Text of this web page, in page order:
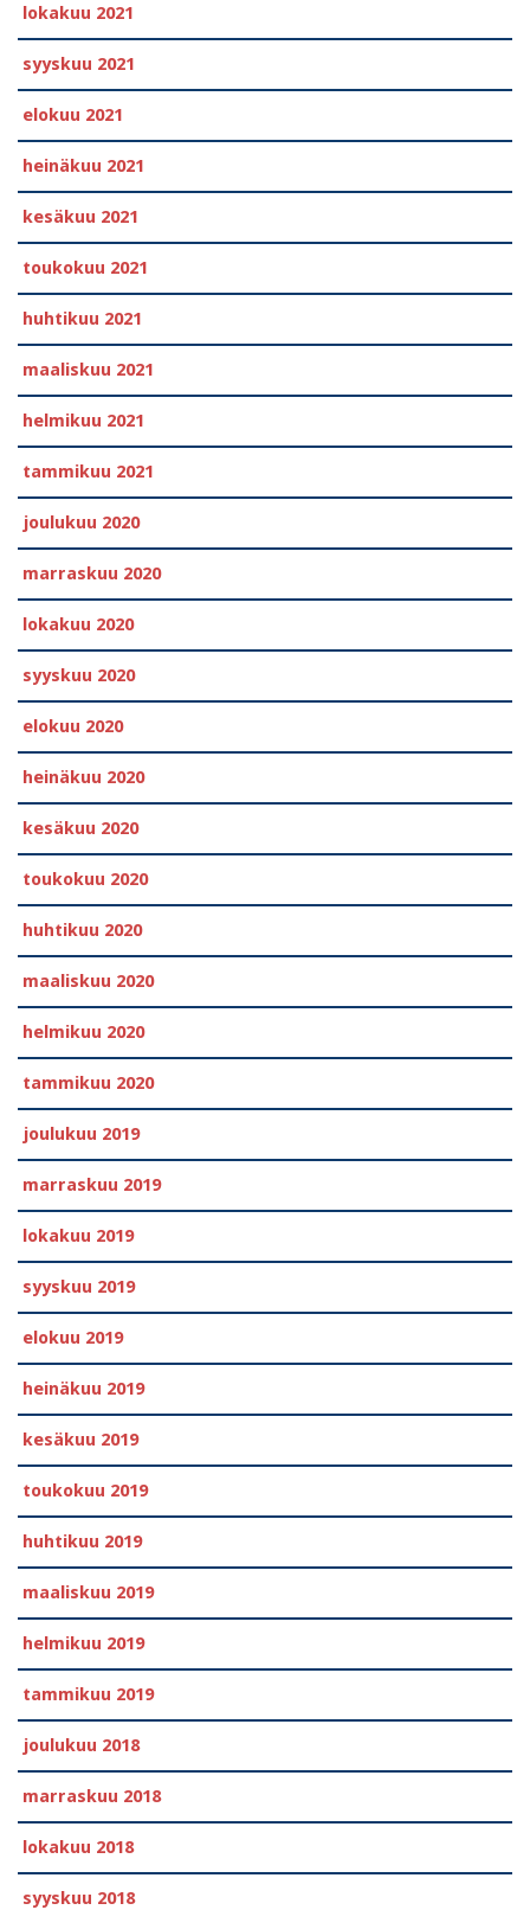
lokakuu 2021
syyskuu 2021
elokuu 2021
heinäkuu 2021
kesäkuu 2021
toukokuu 2021
huhtikuu 2021
maaliskuu 2021
helmikuu 2021
tammikuu 2021
joulukuu 2020
marraskuu 2020
lokakuu 2020
syyskuu 2020
elokuu 2020
heinäkuu 2020
kesäkuu 2020
toukokuu 2020
huhtikuu 2020
maaliskuu 2020
helmikuu 2020
tammikuu 2020
joulukuu 2019
marraskuu 2019
lokakuu 2019
syyskuu 2019
elokuu 2019
heinäkuu 2019
kesäkuu 2019
toukokuu 2019
huhtikuu 2019
maaliskuu 2019
helmikuu 2019
tammikuu 2019
joulukuu 2018
marraskuu 2018
lokakuu 2018
syyskuu 2018